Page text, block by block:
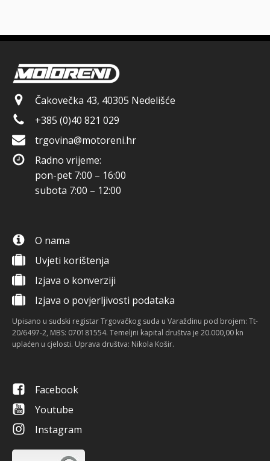
Čakovečka 43, 40305 Nedelišće
+385 (0)40 821 029
trgovina@motoreni.hr
Radno vrijeme:
pon-pet 7:00 – 16:00
subota 7:00 – 12:00
O nama
Uvjeti korištenja
Izjava o konverziji
Izjava o povjerljivosti podataka
Upisano u sudski registar Trgovačkog suda u Varaždinu pod brojem: Tt-
20/6497-2, MBS: 070181554. Temeljni kapital društva je 20.000,00 kn
uplaćen u cjelosti. Uprava društva: Nikola Košir.
Facebook
Youtube
Instagram